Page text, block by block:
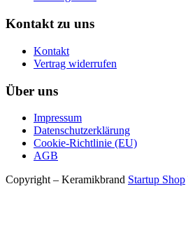
Kontakt zu uns
Kontakt
Vertrag widerrufen
Über uns
Impressum
Datenschutzerklärung
Cookie-Richtlinie (EU)
AGB
Copyright – Keramikbrand Startup Shop